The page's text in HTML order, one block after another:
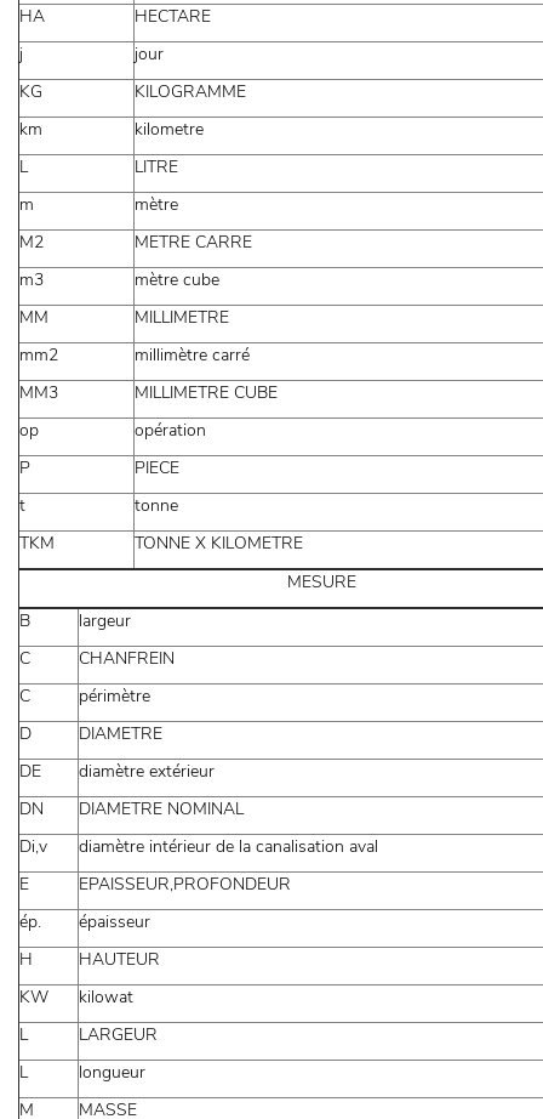
HA
HECTARE
j
jour
KG
KILOGRAMME
km
kilometre
L
LITRE
m
mètre
M2
METRE CARRE
m3
mètre cube
MM
MILLIMETRE
mm2
millimètre carré
MM3
MILLIMETRE CUBE
op
opération
P
PIECE
t
tonne
TKM
TONNE X KILOMETRE
MESURE
B
largeur
C
CHANFREIN
C
périmètre
D
DIAMETRE
DE
diamètre extérieur
DN
DIAMETRE NOMINAL
Di,v
diamètre intérieur de la canalisation aval
E
EPAISSEUR,PROFONDEUR
ép.
épaisseur
H
HAUTEUR
KW
kilowat
L
LARGEUR
L
longueur
M
MASSE